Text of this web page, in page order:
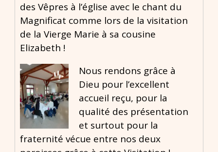
des Vêpres à l’église avec le chant du
Magnificat comme lors de la visitation
de la Vierge Marie à sa cousine
Elizabeth !
Nous rendons grâce à
Dieu pour l’excellent
accueil reçu, pour la
qualité des présentation
et surtout pour la
fraternité vécue entre nos deux